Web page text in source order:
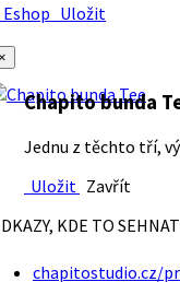
Uložit
Chapito bunda
Jednu z těchto tří,
Uložit Zavřít
KDE TO SEHNAT
chapitostudio.cz/